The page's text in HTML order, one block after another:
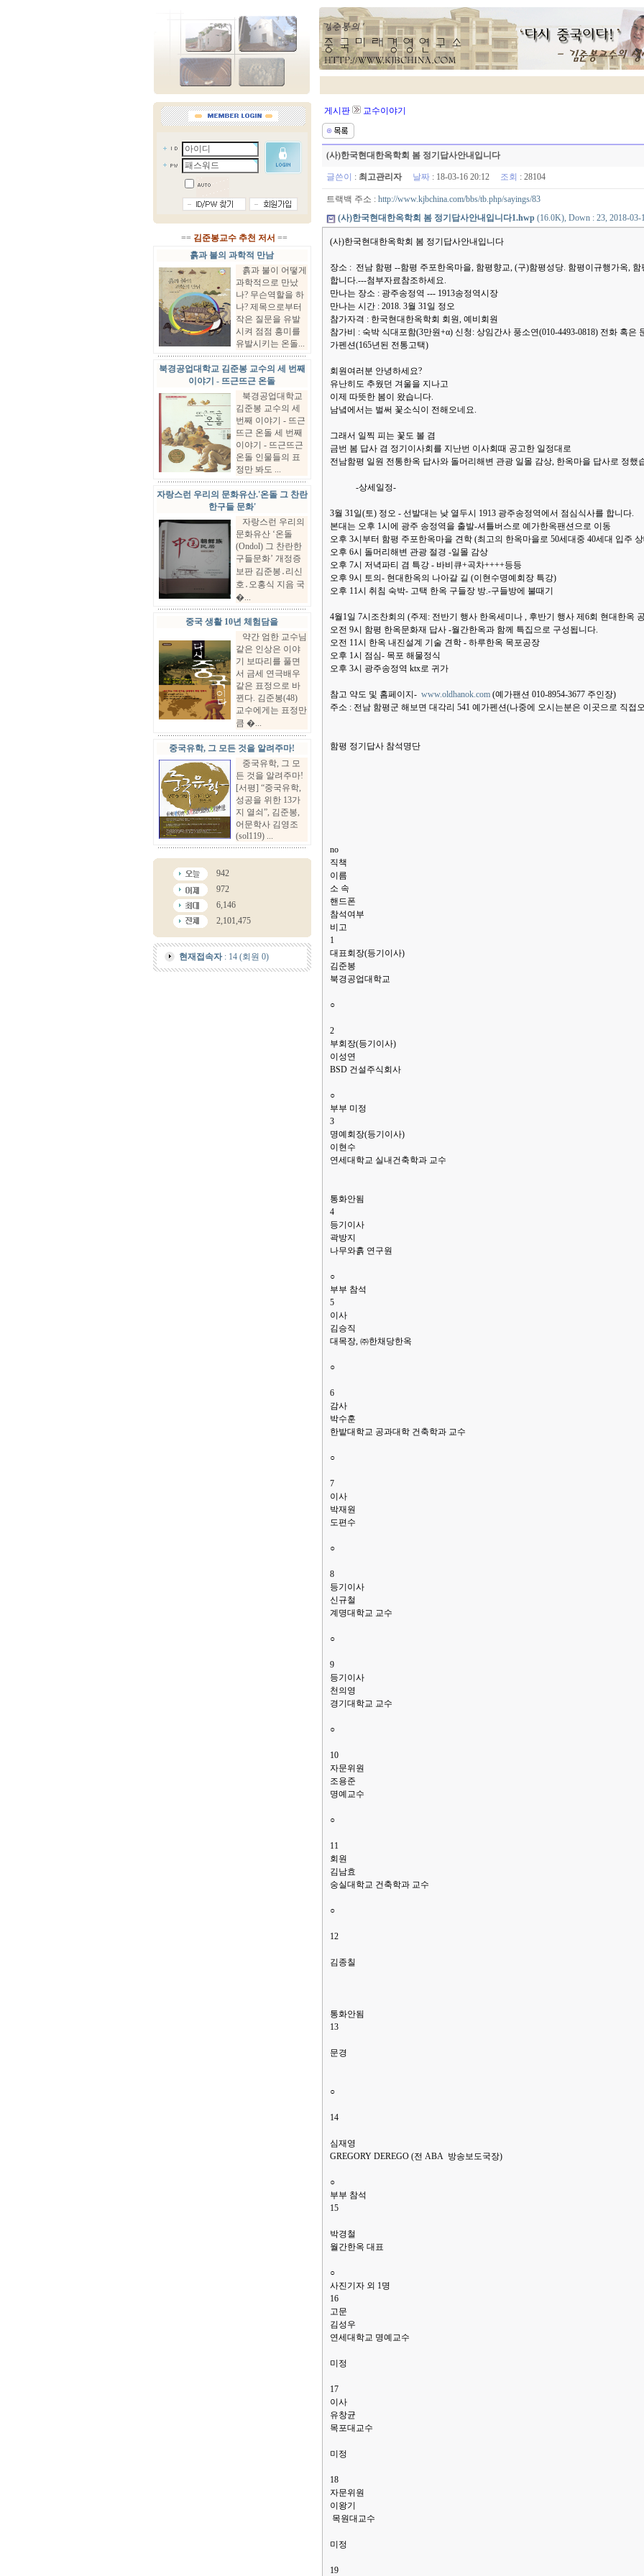
== 김준봉교수 추천 저서 ==
흙과 불의 과학적 만남
흙과 불이 어떻게
과학적으로 만났
나? 무슨역할을 하
나? 제목으로부터
작은 질문을 유발
시켜 점점 흥미를
유발시키는 온돌...
북경공업대학교 김준봉 교수의 세 번째
이야기 - 뜨근뜨근 온돌
북경공업대학교
김준봉 교수의 세
번째 이야기 - 뜨근
뜨근 온돌 세 번째
이야기 - 뜨근뜨근
온돌 인물들의 표
정만 봐도 ...
자랑스런 우리의 문화유산.'온돌 그 찬란
한구들 문화'
자랑스런 우리의
문화유산 ‘온돌
(Ondol) 그 찬란한
구들문화’ 개정증
보판 김준봉․리신
호․오홍식 지음 국
�...
중국 생활 10년 체험담을
약간 엄한 교수님
같은 인상은 이야
기 보따리를 풀면
서 금세 연극배우
같은 표정으로 바
뀐다. 김준봉(48)
교수에게는 표정만
큼 �...
중국유학, 그 모든 것을 알려주마!
중국유학, 그 모
든 것을 알려주마!
[서평] “중국유학,
성공을 위한 13가
지 열쇠”, 김준봉,
어문학사 김영조
(sol119) ...
942
972
6,146
2,101,475
현재접속자: 14 (회원 0)
게시판 교수이야기
(사)한국현대한옥학회 봄 정기답사안내입니다
글쓴이 : 최고관리자 날짜 : 18-03-16 20:12 조회 : 28104
트랙백 주소 : http://www.kjbchina.com/bbs/tb.php/sayings/83
(사)한국현대한옥학회 봄 정기답사안내입니다1.hwp (16.0K), Down : 23, 2018-03-
(사)한국현대한옥학회 봄 정기답사안내입니다
장소 : 전남 함평 --함평 주포한옥마을, 함평향교, (구)함평성당. 함평이규행가옥,
합니다.---첨부자료참조하세요.
만나는 장소 : 광주송정역 --- 1913송정역시장
만나는 시간 : 2018. 3월 31일 정오
참가자격 : 한국현대한옥학회 회원, 예비회원
참가비 : 숙박 식대포함(3만원+α) 신청: 상임간사 풍소연(010-4493-0818) 전화 혹은
가펜션(165년된 전통고택)
회원여러분 안녕하세요?
유난히도 추웠던 겨울을 지나고
이제 따뜻한 봄이 왔습니다.
남녘에서는 벌써 꽃소식이 전해오네요.
그래서 일찍 피는 꽃도 볼 겸
금번 봄 답사 겸 정기이사회를 지난번 이사회때 공고한 일정대로
전남함평 일원 전통한옥 답사와 돌머리해변 관광 일몰 감상, 한옥마을 답사로 정했
-상세일정-
3월 31일(토) 정오 - 선발대는 낮 열두시 1913 광주송정역에서 점심식사를 합니다.
본대는 오후 1시에 광주 송정역을 출발-셔틀버스로 예가한옥팬션으로 이동
오후 3시부터 함평 주포한옥마을 견학 (최고의 한옥마을로 50세대중 40세대 입주
오후 6시 돌머리해변 관광 절경 -일몰 감상
오후 7시 저녁파티 겸 특강 - 바비큐+곡차++++등등
오후 9시 토의- 현대한옥의 나아갈 길 (이현수명예회장 특강)
오후 11시 취침 숙박- 고택 한옥 구들장 방.-구들방에 불때기
4월1일 7시조찬회의 (주제: 전반기 행사 한옥세미나 , 후반기 행사 제6회 현대한옥
오전 9시 함평 한옥문화재 답사 -월간한옥과 함께 특집으로 구성됩니다.
오전 11시 한옥 내진설계 기술 견학 - 하루한옥 목포공장
오후 1시 점심- 목포 해물정식
오후 3시 광주송정역 ktx로 귀가
참고 약도 및 홈페이지- www.oldhanok.com (예가팬션 010-8954-3677 주인장)
주소 : 전남 함평군 해보면 대각리 541 예가펜션(나중에 오시는분은 이곳으로 직접
함평 정기답사 참석명단
no
직책
이름
소 속
핸드폰
참석여부
비고
1
대표회장(등기이사)
김준봉
북경공업대학교
○
2
부회장(등기이사)
이성연
BSD 건설주식회사
○
부부 미정
3
명예회장(등기이사)
이현수
연세대학교 실내건축학과 교수
통화안됨
4
등기이사
곽방지
나무와흙 연구원
○
부부 참석
5
이사
김승직
대목장, ㈜한채당한옥
○
6
감사
박수훈
한밭대학교 공과대학 건축학과 교수
○
7
이사
박재원
도편수
○
8
등기이사
신규철
계명대학교 교수
○
9
등기이사
천의영
경기대학교 교수
○
10
자문위원
조용준
명예교수
○
11
회원
김남효
숭실대학교 건축학과 교수
○
12
김종칠
통화안됨
13
문경
○
14
심재영
GREGORY DEREGO (전 ABA 방송보도국장)
○
부부 참석
15
박경철
월간한옥 대표
○
사진기자 외 1명
16
고문
김성우
연세대학교 명예교수
미정
17
이사
유창균
목포대교수
미정
18
자문위원
이왕기
목원대교수
미정
19